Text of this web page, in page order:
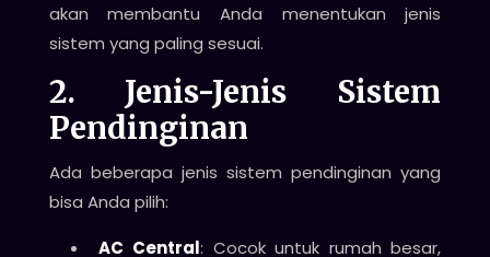
akan membantu Anda menentukan jenis
sistem yang paling sesuai.
2. Jenis-Jenis Sistem
Pendinginan
Ada beberapa jenis sistem pendinginan yang
bisa Anda pilih:
AC Central: Cocok untuk rumah besar,